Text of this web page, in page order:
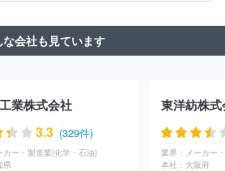
会社
アールエム東セロ株式会社
住
工業株式会社 長谷川香料株式会社
株式会社 株式会社トクヤマ
吉田プラ
株式会社
ジェイオーコスメティックス
社 日本ゼオン株式会社
株式会社アル
ャット株式会社
株式会社 株式会社クラレ
大日精化工
会社も見ています
業株式会社
3.3 (329件)
カー・製造業(化学・石油)
県
東洋紡株
業界： メーカー
本社： 大阪府